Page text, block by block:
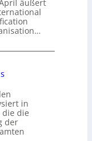
äußert
in
die die
der